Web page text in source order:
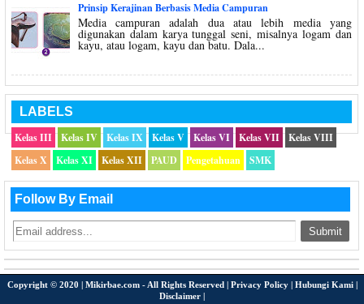
Prinsip Kerajinan Berbasis Media Campuran
Media campuran adalah dua atau lebih media yang
digunakan dalam karya tunggal seni, misalnya logam dan
kayu, atau logam, kayu dan batu. Dala...
LABELS
Kelas III
Kelas IV Kelas IX Kelas V Kelas VI Kelas VII
Kelas VIII
Kelas X
Kelas XI Kelas XII PAUD Pengetahuan SMK
Follow By Email
Copyright © 2020 | Mikirbae.com- All Rights Reserved | Privacy Policy| Hubungi Kami|
Disclaimer